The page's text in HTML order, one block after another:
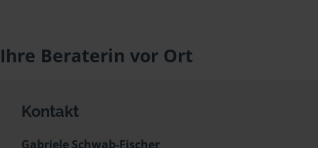
Ihre Beraterin vor Ort
Kontakt
Gabriele Schwab-Fischer